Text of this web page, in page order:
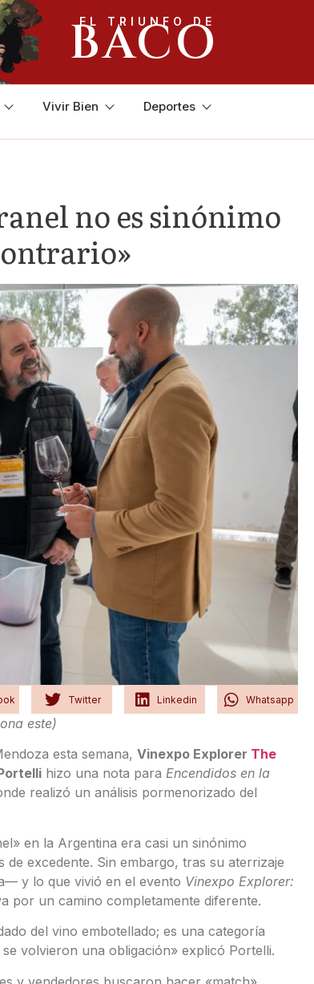
EL TRIUNFO DE
BACO
Vivir Bien Deportes
no es sinónimo
Twitter Linkedin Whatsapp
este)
esta semana, Vinexpo Explorer The
hizo una nota para Encendidos en la
realizó un análisis pormenorizado del
en la Argentina era casi un sinónimo
excedente. Sin embargo, tras su aterrizaje
y lo que vivió en el evento Vinexpo Explorer:
por un camino completamente diferente.
del vino embotellado; es una categoría
volvieron una obligación» explicó Portelli.